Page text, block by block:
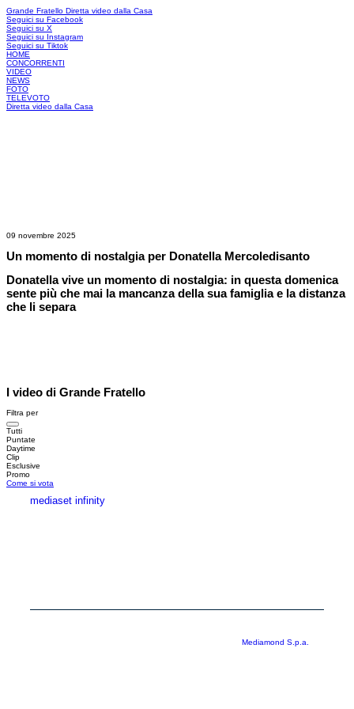
Grande Fratello Diretta video dalla Casa
Seguici su Facebook
Seguici su X
Seguici su Instagram
Seguici su Tiktok
HOME
CONCORRENTI
VIDEO
NEWS
FOTO
TELEVOTO
Diretta video dalla Casa
09 novembre 2025
Un momento di nostalgia per Donatella Mercoledisanto
Donatella vive un momento di nostalgia: in questa domenica
sente più che mai la mancanza della sua famiglia e la distanza
che li separa
I video di Grande Fratello
Filtra per
Tutti
Puntate
Daytime
Clip
Esclusive
Promo
Come si vota
mediaset infinity
Mediamond S.p.a.